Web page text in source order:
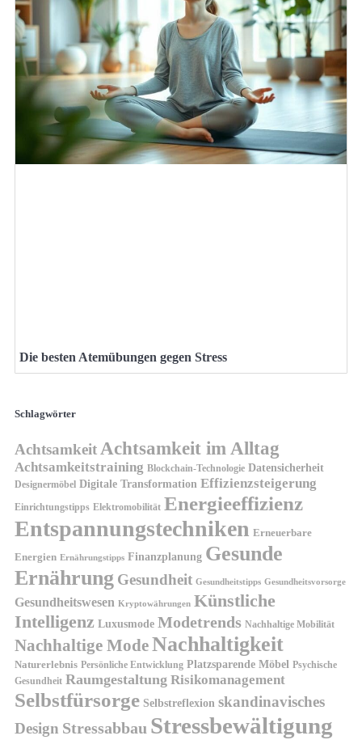
Die besten Atemübungen gegen Stress
Schlagwörter
AchtsamkeitAchtsamkeit im Alltag
Achtsamkeitstraining Blockchain-Technologie Datensicherheit
Designermöbel Digitale Transformation Effizienzsteigerung
Einrichtungstipps Elektromobilität Energieeffizienz
Entspannungstechniken Erneuerbare
Energien Ernährungstipps Finanzplanung Gesunde
Ernährung Gesundheit Gesundheitstipps Gesundheitsvorsorge
Gesundheitswesen Kryptowährungen Künstliche
Intelligenz Luxusmode Modetrends Nachhaltige Mobilität
Nachhaltige ModeNachhaltigkeit
Naturerlebnis Persönliche Entwicklung Platzsparende Möbel Psychische
Gesundheit Raumgestaltung Risikomanagement
Selbstfürsorge Selbstreflexion skandinavisches
Design Stressabbau Stressbewältigung